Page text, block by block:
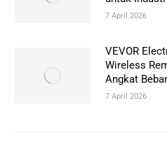
7 April 2026
VEVOR
Wireless
Angkat
7 April 2026